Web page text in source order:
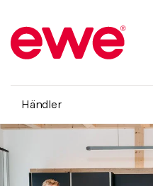
Händler